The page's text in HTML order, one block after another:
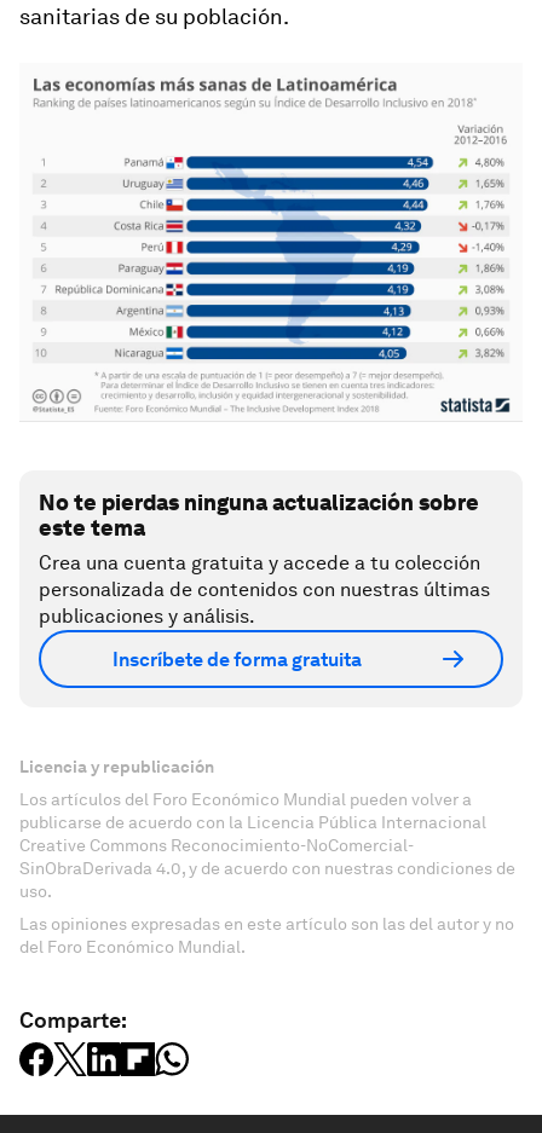
sanitarias de su población.
No te pierdas ninguna actualización sobre
este tema
Crea una cuenta gratuita y accede a tu colección
personalizada de contenidos con nuestras últimas
publicaciones y análisis.
Inscríbete de forma gratuita
Licencia y republicación
Los artículos del Foro Económico Mundial pueden volver a
publicarse de acuerdo con la Licencia Pública Internacional
Creative Commons Reconocimiento-NoComercial-
SinObraDerivada 4.0, y de acuerdo con nuestras condiciones de
uso.
Las opiniones expresadas en este artículo son las del autor y no
del Foro Económico Mundial.
Comparte: